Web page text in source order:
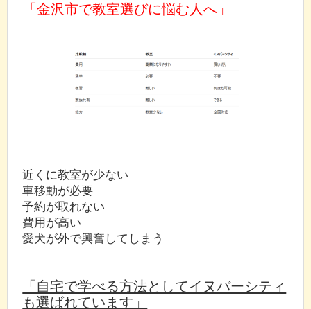
「金沢市で教室選びに悩む人へ」
近くに教室が少ない
車移動が必要
予約が取れない
費用が高い
愛犬が外で興奮してしまう
「自宅で学べる方法としてイヌバーシティ
も選ばれています」